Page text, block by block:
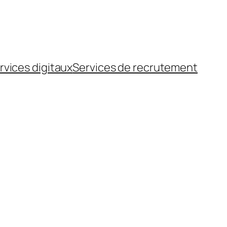
digitauxServices de recrutement